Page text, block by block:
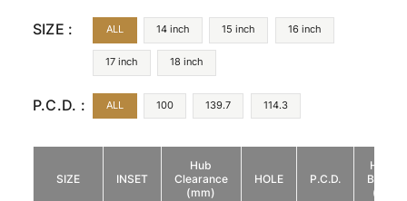
SIZE : ALL 14 inch 15 inch 16 inch
17 inch 18 inch
P.C.D. : ALL 100 139.7 114.3
SIZE INSET
Hub
Clearance
(mm)
HOLE P.C.D.
HUB
BORE
(φ)